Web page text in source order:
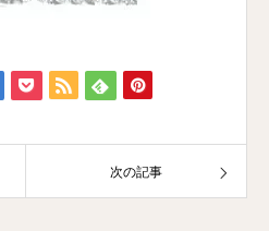
次の記事